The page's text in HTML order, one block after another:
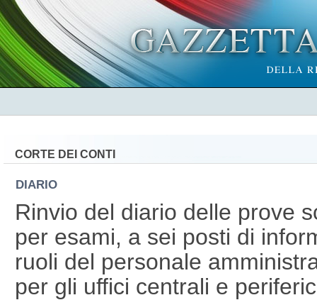
CORTE DEI CONTI
DIARIO
Rinvio del diario delle prove
per esami, a sei posti di
ruoli del personale
per gli uffici centrali e